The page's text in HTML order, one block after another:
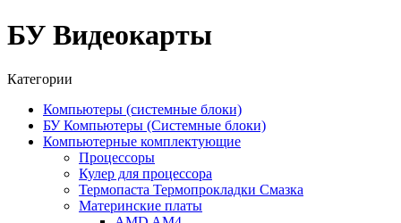
БУ Видеокарты
Категории
Компьютеры (системные блоки)
БУ Компьютеры (Системные блоки)
Компьютерные комплектующие
Процессоры
Кулер для процессора
Термопаста Термопрокладки Смазка
Материнские платы